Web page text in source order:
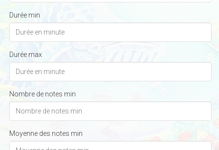
Durée min
Durée max
Nombre de notes min
Moyenne des notes min